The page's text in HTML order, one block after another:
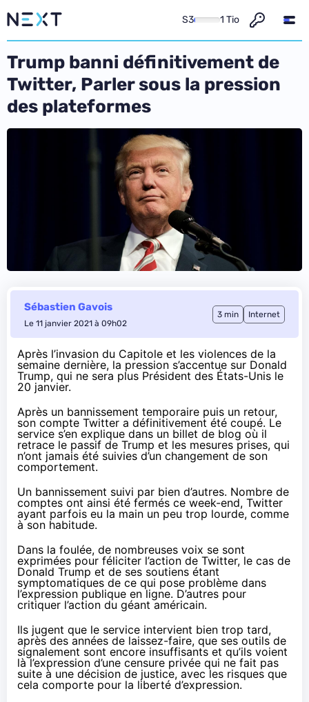
S3 1 Tio
Trump banni définitivement de
Twitter, Parler sous la pression
des plateformes
Sébastien Gavois
Le 11 janvier 2021 à 09h02
3 min Internet
Après l’invasion du Capitole et les violences de la
semaine dernière, la pression s’accentue sur Donald
Trump, qui ne sera plus Président des États-Unis le
20 janvier.
Après un bannissement temporaire puis un retour,
son compte Twitter a définitivement été coupé. Le
service s’en explique dans un billet de blog où il
retrace le passif de Trump et les mesures prises, qui
n’ont jamais été suivies d’un changement de son
comportement.
Un bannissement suivi par bien d’autres. Nombre de
comptes ont ainsi été fermés ce week-end, Twitter
ayant parfois eu la main un peu trop lourde, comme
à son habitude.
Dans la foulée, de nombreuses voix se sont
exprimées pour féliciter l’action de Twitter, le cas de
Donald Trump et de ses soutiens étant
symptomatiques de ce qui pose problème dans
l’expression publique en ligne. D’autres pour
critiquer l’action du géant américain.
Ils jugent que le service intervient bien trop tard,
après des années de laissez-faire, que ses outils de
signalement sont encore insuffisants et qu’ils voient
làl’expression d’une censure privée qui ne fait pas
suite à une décision de justice, avec les risques que
cela comporte pour la liberté d’expression.